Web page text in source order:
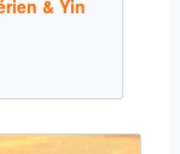
& Yin